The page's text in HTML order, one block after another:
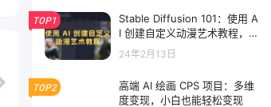
TOP1
Stable Diffusion 101：使用 A
I 创建自定义动漫艺术教程，
中英字幕（17节课）
24年2月13日
TOP2
高端 AI 绘画 CPS 项目：多维
度变现，小白也能轻松变现